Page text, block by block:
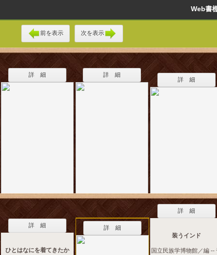
Web
前を表示 次を表示
詳 細 詳 細
詳 細
詳 細
ひとはなにを着てきたか
詳 細
詳 細
装うインド
国立民族学博物館／編 --